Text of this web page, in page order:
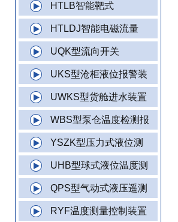
HTLB智能靶式
HTLDJ智能电磁流量
UQK型流向开关
UKS型沧柜液位报警装
UWKS型货舱进水装置
WBS型泵仓温度检测报
YSZK型压力式液位测
UHB型球式液位温度测
QPS型气动式液压遥测
RYF温度测量控制装置